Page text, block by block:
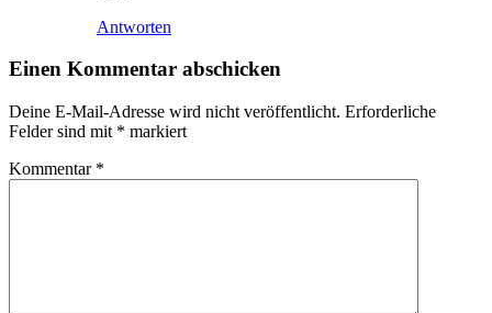
Antworten
Einen Kommentar abschicken
Deine E-Mail-Adresse wird nicht veröffentlicht. Erforderliche
Felder sind mit * markiert
Kommentar *